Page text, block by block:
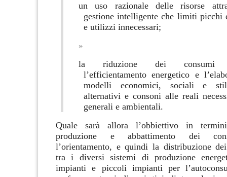
un uso razionale delle risorse
gestione intelligente che limiti picchi
e utilizzi innecessari;
la riduzione dei consumi
l’efficientamento energetico e
modelli economici, sociali e
alternativi e consoni alle reali
generali e ambientali.
Quale sarà allora l’obbiettivo in
produzione e abbattimento dei
l’orientamento, e quindi la distribuzione
tra i diversi sistemi di produzione
impianti e piccoli impianti per